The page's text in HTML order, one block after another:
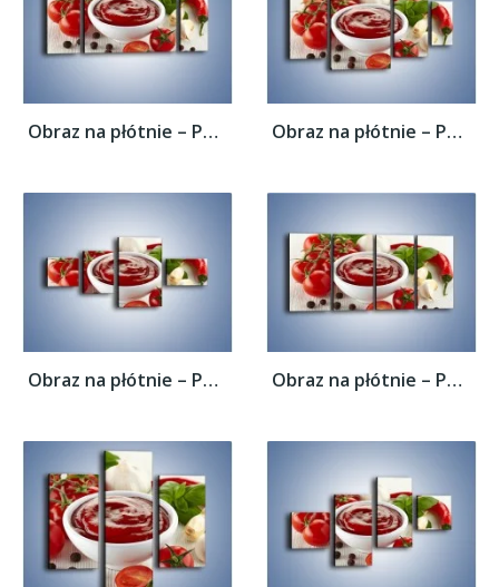
Obraz na płótnie – Pomidorowy przecier do... Obraz na płótnie – Pomidorowy przecier do...
Obraz na płótnie – Pomidorowy przecier do... Obraz na płótnie – Pomidorowy przecier do...